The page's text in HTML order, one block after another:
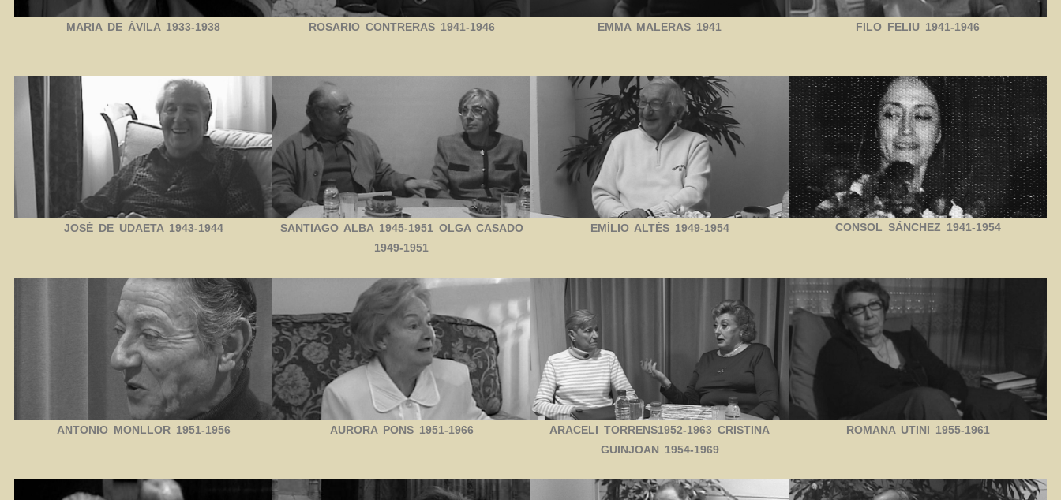
MARIA DE ÁVILA 1933-1938 ROSARIO CONTRERAS 1941-1946 EMMA MALERAS 1941 FILO FELIU 1941-1946
JOSÉ DE UDAETA 1943-1944
SANTIAGO ALBA 1945-1951 OLGA CASADO
1949-1951
EMÍLIO ALTÉS 1949-1954 CONSOL SÁNCHEZ 1941-1954
ANTONIO MONLLOR 1951-1956 AURORA PONS 1951-1966
ARACELI TORRENS1952-1963 CRISTINA
GUINJOAN 1954-1969
ROMANA UTINI 1955-1961